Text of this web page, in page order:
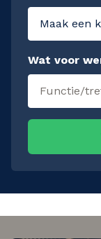
Wat voor
Maak een